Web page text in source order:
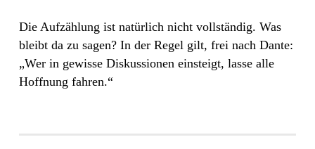
Die Aufzählung ist natürlich nicht vollständig. Was
bleibt da zu sagen? In der Regel gilt, frei nach Dante:
„Wer in gewisse Diskussionen einsteigt, lasse alle
Hoffnung fahren.“